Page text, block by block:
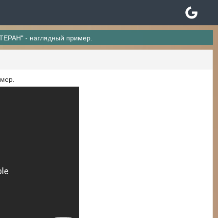
- наглядный пример.